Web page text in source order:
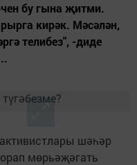
бу гына җитми.
кирәк. Мәсәлән,
телибез", -диде
шәһәр
мөрьәҗәгать